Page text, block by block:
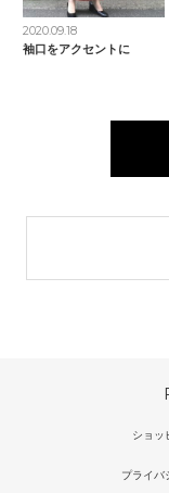
2020.09.18
袖口をアクセントに
ショッ
プライバ